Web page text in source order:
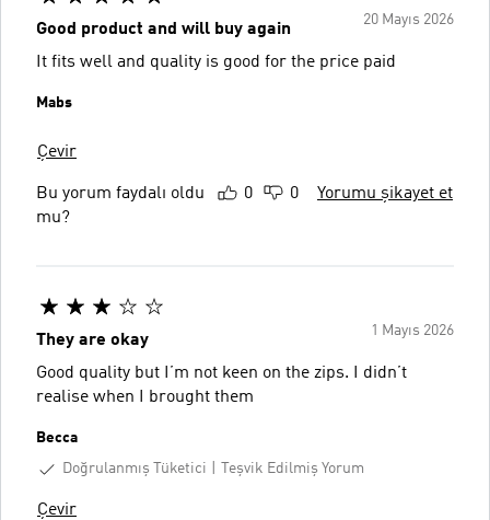
20 Mayıs 2026
Good product and will buy again
It fits well and quality is good for the price paid
Mabs
Çevir
Bu yorum faydalı oldu
mu?
0 0 Yorumu şikayet et
1 Mayıs 2026
They are okay
Good quality but I’m not keen on the zips. I didn’t
realise when I brought them
Becca
Doğrulanmış Tüketici
Teşvik Edilmiş Yorum
Çevir